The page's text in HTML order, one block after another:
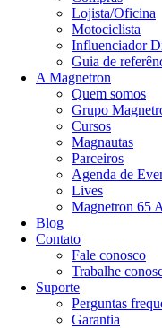
Lojista/Oficina
Motociclista
Influenciador
Guia de
A Magnetron
Quem somos
Grupo
Cursos
Magnautas
Parceiros
Agenda de
Lives
Magnetron 65
Blog
Contato
Fale conosco
Trabalhe
Suporte
Perguntas
Garantia